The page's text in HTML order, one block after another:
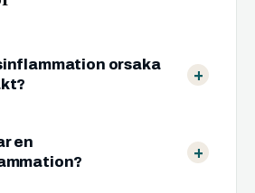
orsaka
en